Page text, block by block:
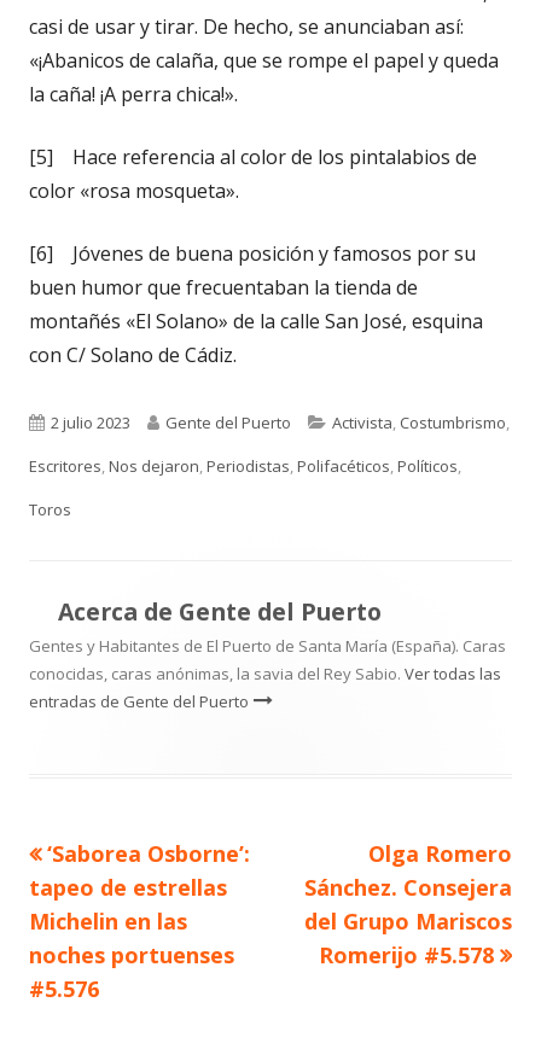
casi de usar y tirar. De hecho, se anunciaban así:
«¡Abanicos de calaña, que se rompe el papel y queda
la caña! ¡A perra chica!».
[5] Hace referencia al color de los pintalabios de
color «rosa mosqueta».
[6] Jóvenes de buena posición y famosos por su
buen humor que frecuentaban la tienda de
montañés «El Solano» de la calle San José, esquina
con C/ Solano de Cádiz.
Publicado
el
2 julio 2023 Autor
Gente del Puerto Categorías
Activista, Costumbrismo,
Escritores,Nos dejaron,Periodistas,Polifacéticos,Políticos,
Toros
Acerca de Gente del Puerto
Gentes y Habitantes de El Puerto de Santa María (España). Caras
conocidas, caras anónimas, la savia del Rey Sabio. Ver todas las
entradas de Gente del Puerto
Navegación
de
entradas
Artículo
anterior
‘Saborea Osborne’:
tapeo de estrellas
Michelin en las
noches portuenses
#5.576
Artículo
siguiente
Olga Romero
Sánchez. Consejera
del Grupo Mariscos
Romerijo #5.578